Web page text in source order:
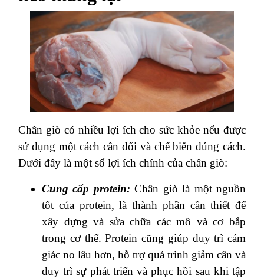
Chân giò có nhiều lợi ích cho sức khỏe nếu được
sử dụng một cách cân đối và chế biến đúng cách.
Dưới đây là một số lợi ích chính của chân giò:
Cung cấp protein: Chân giò là một nguồn
tốt của protein, là thành phần cần thiết để
xây dựng và sửa chữa các mô và cơ bắp
trong cơ thể. Protein cũng giúp duy trì cảm
giác no lâu hơn, hỗ trợ quá trình giảm cân và
duy trì sự phát triển và phục hồi sau khi tập